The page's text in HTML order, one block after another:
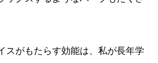
スがもたらす効能は、私が長年学